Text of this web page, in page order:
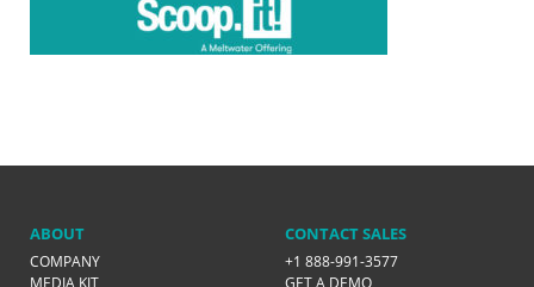
ABOUT
COMPANY
CONTACT SALES
+1 888-991-3577